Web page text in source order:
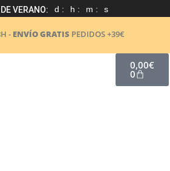
VERANO: d : h : m : s
- ENVÍO GRATIS PEDIDOS +39€
0,00€
0